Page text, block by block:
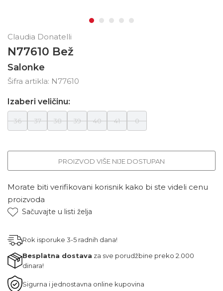
Claudia Donatelli
N77610 Bež
Salonke
Šifra artikla: N77610
Izaberi veličinu:
36 37 38 39 40 41 0
PROIZVOD VIŠE NIJE DOSTUPAN
Morate biti verifikovani korisnik kako bi ste videli cenu
proizvoda
Sačuvajte u listi želja
Rok isporuke 3-5 radnih dana!
Besplatna dostava za sve porudžbine preko 2.000
dinara!
Sigurna i jednostavna online kupovina